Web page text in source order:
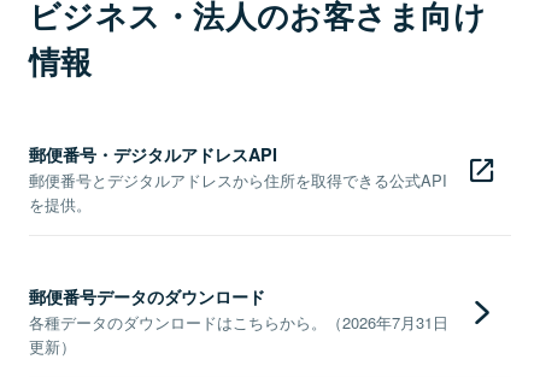
ビジネス・法人のお客さま向け
情報
郵便番号・デジタルアドレスAPI
郵便番号とデジタルアドレスから住所を取得できる公式API
を提供。
郵便番号データのダウンロード
各種データのダウンロードはこちらから。（2026年7月31日
更新）